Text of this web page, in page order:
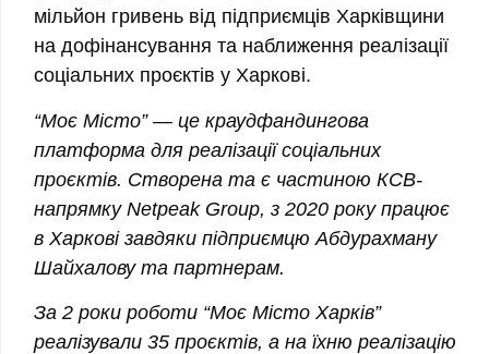
мільйон гривень від підприємців Харківщини
на дофінансування та наближення реалізації
соціальних проєктів у Харкові.
“Моє Місто” — це краудфандингова
платформа для реалізації соціальних
проєктів. Створена та є частиною КСВ-
напрямку Netpeak Group, з 2020 року працює
в Харкові завдяки підприємцю Абдурахману
Шайхалову та партнерам.
За 2 роки роботи “Моє Місто Харків”
реалізували 35 проєктів, а на їхню реалізацію